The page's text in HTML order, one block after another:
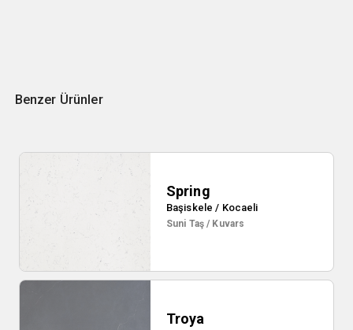
Benzer Ürünler
Spring
Başiskele / Kocaeli
Suni Taş / Kuvars
Troya